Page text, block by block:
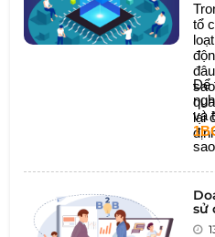
tổ
lại
Để
và
sao
sử